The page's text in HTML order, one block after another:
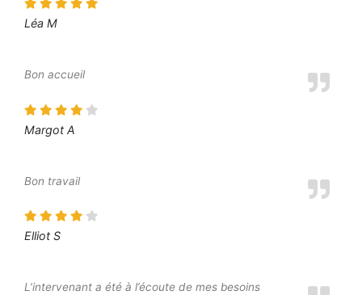
Léa M
Bon accueil
Margot A
Bon travail
Elliot S
L’intervenant a été à l’écoute de mes besoins